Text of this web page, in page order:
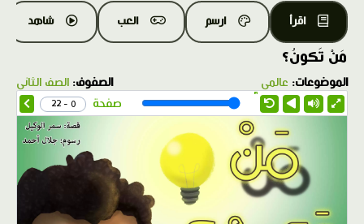
اقرأ ارسم العب شاهد
مَنْ تَكونُ؟
الموضوعات: عالمي الصفوف: الصف الثاني
1.0X
صفحة 0 - 22